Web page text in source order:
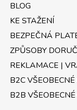
BLOG
KE STAŽENÍ
BEZPEČNÁ
ZPŮSOBY
REKLAMACE |
B2C
B2B